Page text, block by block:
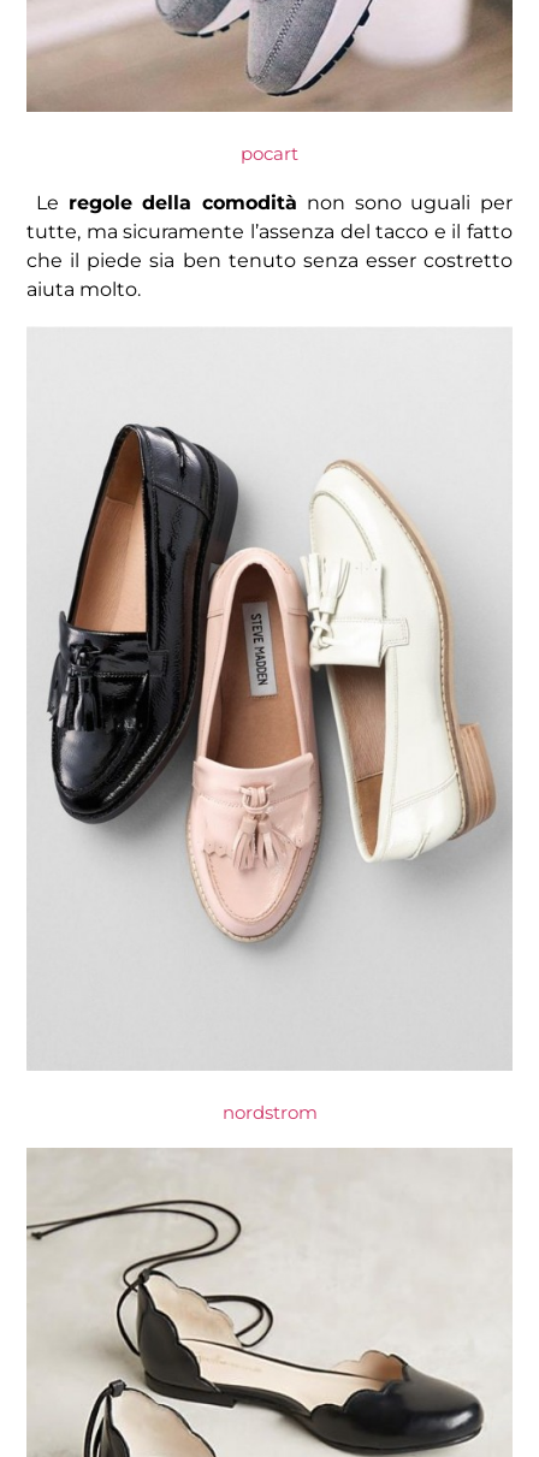
pocart
Le regole della comodità non sono uguali per
tutte, ma sicuramente l’assenza del tacco e il fatto
che il piede sia ben tenuto senza esser costretto
aiuta molto.
nordstrom